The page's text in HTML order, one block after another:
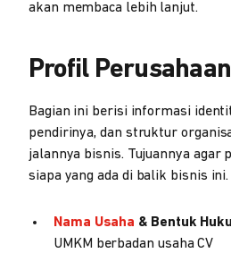
akan membaca lebih lanjut.
Profil Perusahaan
Bagian ini berisi informasi
pendirinya, dan struktur
jalannya bisnis. Tujuannya agar
siapa yang ada di balik bisnis ini.
Nama Usaha & Bentuk
UMKM berbadan usaha CV